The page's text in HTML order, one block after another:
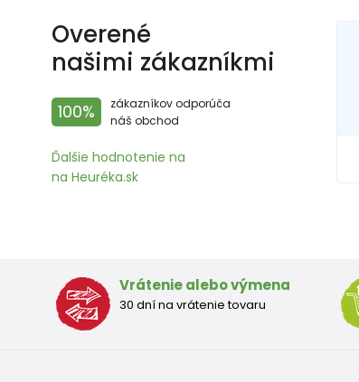
Overené
našimi zákazníkmi
100%
zákazníkov odporúča
náš obchod
Ďalšie hodnotenie na
na Heuréka.sk
Vrátenie alebo výmena
30 dní na vrátenie tovaru